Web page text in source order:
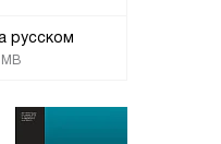
русском
MB